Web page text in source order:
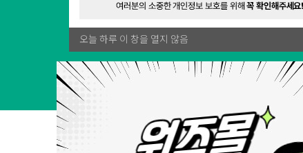
오늘 하루 이 창을 열지 않음
원주몰에서